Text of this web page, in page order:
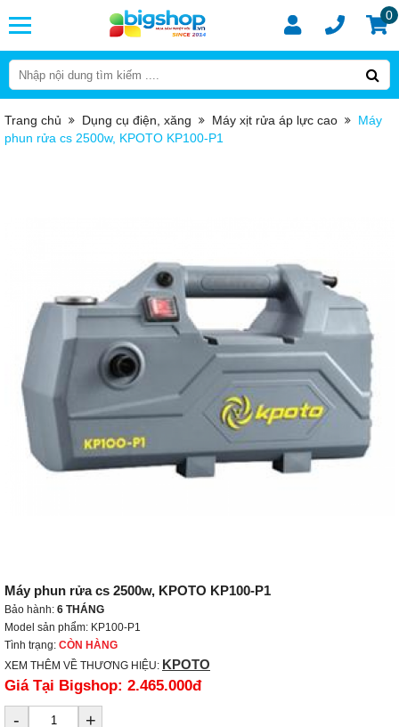
0
Trang chủ Dụng cụ điện, xăng Máy xịt rửa áp lực cao
Máy
phun rửa cs 2500w, KPOTO KP100-P1
Máy phun rửa cs 2500w, KPOTO KP100-P1
Bảo hành: 6 THÁNG
Model sản phẩm: KP100-P1
Tình trạng: CÒN HÀNG
XEM THÊM VỀ THƯƠNG HIỆU: KPOTO
Giá Tại Bigshop: 2.465.000đ
- +